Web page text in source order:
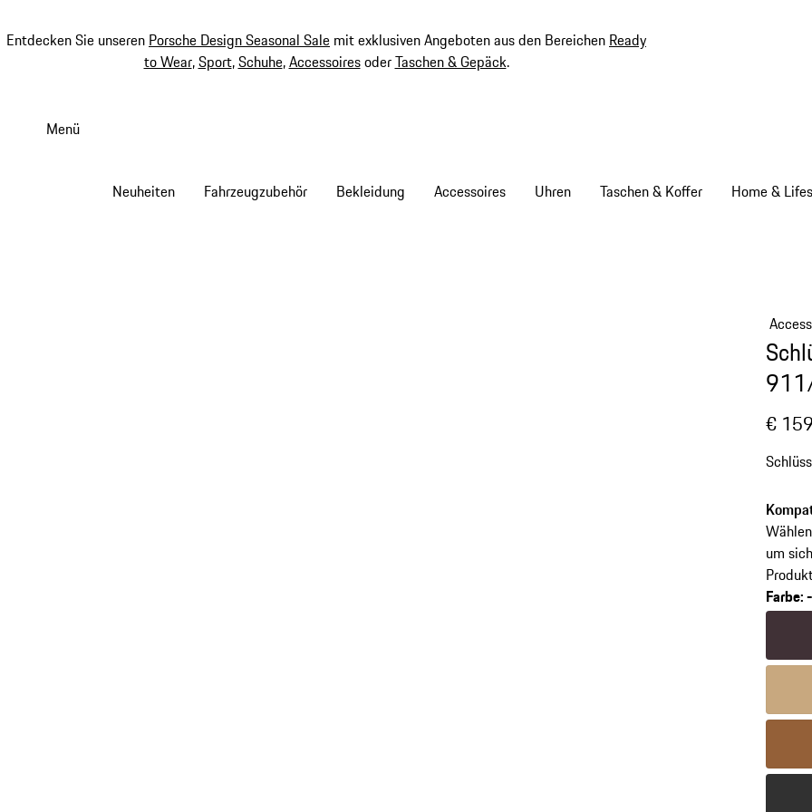
Entdecken Sie unseren Porsche Design Seasonal Sale mit exklusiven Angeboten aus den Bereichen Ready
to Wear,Sport,Schuhe,AccessoiresoderTaschen & Gepäck.
Hauptinhalt
Menü
Neuheiten Fahrzeugzubehör Bekleidung Accessoires Uhren Taschen & Koffer Home &
€
um
Farbe:-
Farbe
Farbe